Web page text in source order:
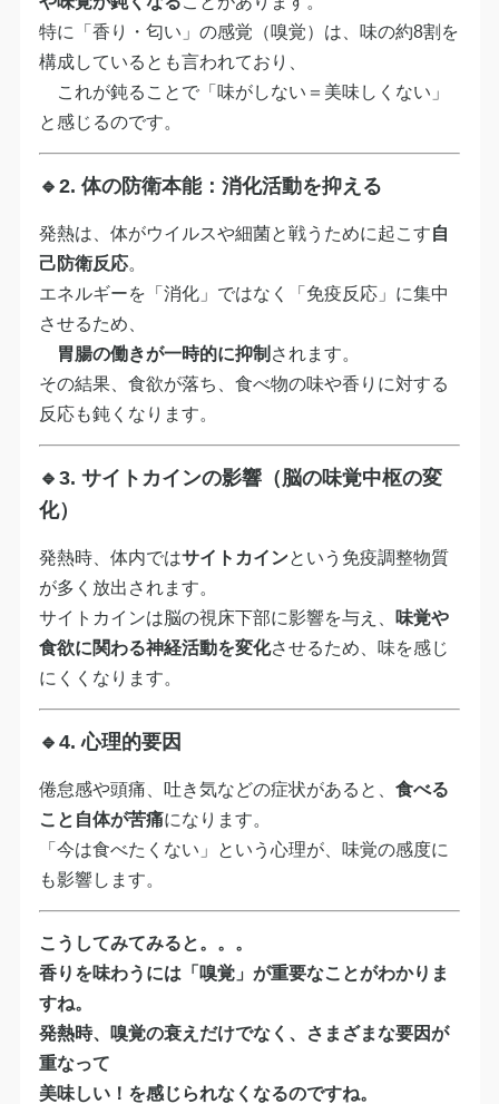
特に「香り・匂い」の感覚（嗅覚）は、味の約8割を
構成しているとも言われており、
これが鈍ることで「味がしない＝美味しくない」
と感じるのです。
🔹2. 体の防衛本能：消化活動を抑える
発熱は、体がウイルスや細菌と戦うために起こす自
己防衛反応。
エネルギーを「消化」ではなく「免疫反応」に集中
させるため、
胃腸の働きが一時的に抑制 されます。
その結果、食欲が落ち、食べ物の味や香りに対する
反応も鈍くなります。
🔹3. サイトカインの影響（脳の味覚中枢の変
化）
発熱時、体内ではサイトカインという免疫調整物質
が多く放出されます。
サイトカインは脳の視床下部に影響を与え、 味覚や
食欲に関わる神経活動を変化させるため、味を感じ
にくくなります。
🔹4.心理的要因
倦怠感や頭痛、吐き気などの症状があると、 食べる
こと自体が苦痛になります。
「今は食べたくない」という心理が、味覚の感度に
も影響します。
こうしてみてみると。。。
香りを味わうには「嗅覚」が重要なことがわかりま
すね。
発熱時、嗅覚の衰えだけでなく、さまざまな要因が
重なって
美味しい！を感じられなくなるのですね。